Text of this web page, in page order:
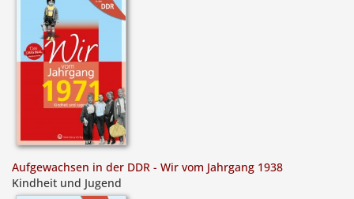
Aufgewachsen in der DDR - Wir vom Jahrgang 1938
Kindheit und Jugend